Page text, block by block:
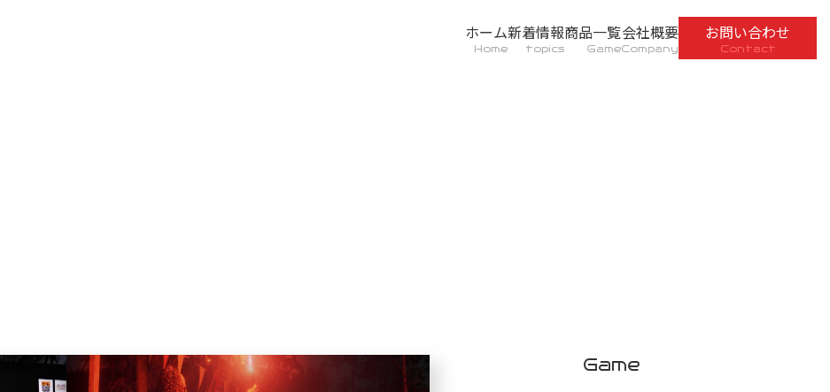
ホーム
Home
新着情報
topics
商品一覧
Game
会社概要
Company
お問い合わせ
Contact
Game